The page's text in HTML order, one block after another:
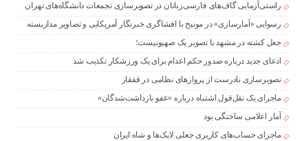
راستی‌آزمایی گاف‌های فارسی‌زبانان در تصویرسازی تجمعات دانشگاه‌های تهران
رسوایی «آمارسازی» در مونیخ با افشاگری خبرنگار آمریکایی و تصاویر مداربسته
جعل کشته در مشهد با تصویر یک صهیونیست؛
ادعای جدید درباره صدور حکم اعدام برای یک ورزشکار تکذیب شد
تصویرسازی نادرست از پروازهای نظامی در قفقاز
ماجرای یک نقل‌قول اشتباه درباره «عفو بازداشت‌شدگان»
آمار اعلامی ساختگی بود
ماجرای حساب‌های کاربری جعلی لایک‌ها و شاه ایران